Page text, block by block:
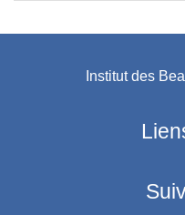
Institut des